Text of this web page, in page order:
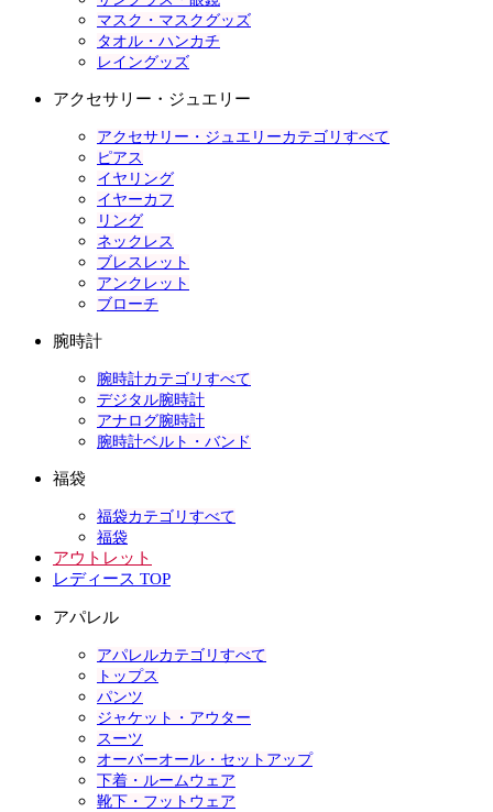
マスク・マスクグッズ
タオル・ハンカチ
レイングッズ
アクセサリー・ジュエリー
アクセサリー・ジュエリーカテゴリすべて
ピアス
イヤリング
イヤーカフ
リング
ネックレス
ブレスレット
アンクレット
ブローチ
腕時計
腕時計カテゴリすべて
デジタル腕時計
アナログ腕時計
腕時計ベルト・バンド
福袋
福袋カテゴリすべて
福袋
アウトレット
レディース TOP
アパレル
アパレルカテゴリすべて
トップス
パンツ
ジャケット・アウター
スーツ
オーバーオール・セットアップ
下着・ルームウェア
靴下・フットウェア